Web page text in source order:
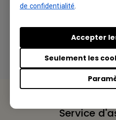
de confidentialité
Seulement les
Accepter
Service